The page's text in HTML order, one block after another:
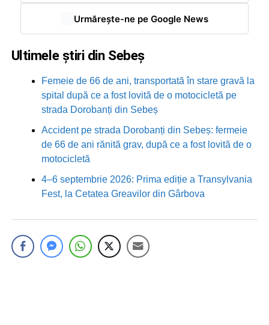
Urmărește-ne pe Google News
Ultimele știri din Sebeș
Femeie de 66 de ani, transportată în stare gravă la
spital după ce a fost lovită de o motocicletă pe
strada Dorobanți din Sebeș
Accident pe strada Dorobanți din Sebeș: fermeie
de 66 de ani rănită grav, după ce a fost lovită de o
motocicletă
4–6 septembrie 2026: Prima ediție a Transylvania
Fest, la Cetatea Greavilor din Gârbova